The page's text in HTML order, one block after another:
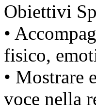
Obiettivi
•
fisico,
• Mostrare
voce nella